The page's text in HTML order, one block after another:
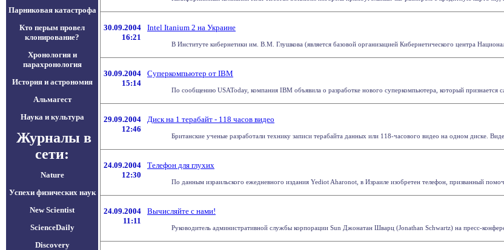
Парниковая катастрофа
Кто перым провел
клонирование?
Хронология и
парахронология
История и астрономия
Альмагест
Наука и культура
Журналы в
сети:
Nature
Успехи физических наук
New Scientist
ScienceDaily
Discovery
30.09.2004
16:21
Intel Itanium 2 на Украине
В Институте кибернетики им. В.М. Глушкова (является базовой организацией Кибернетического центра
30.09.2004
15:14
Суперкомпьютер от IBM
По сообщению USAToday, компания IBM объявила о разработке нового суперкомпьютера, который признается
29.09.2004
12:46
Диск на 1 терабайт - 118 часов видео
Британские ученые разработали технику записи терабайта данных или 118-часового видео на одном диске.
24.09.2004
12:30
Телефон для глухих
По данным израильского ежедневного издания Yediot Aharonot, в Израиле изобретен телефон, призванный
24.09.2004
11:11
Вычисляйте с нами!
Руководитель административной службы корпорации Sun Джонатан Шварц (Jonathan Schwartz) на пресс-